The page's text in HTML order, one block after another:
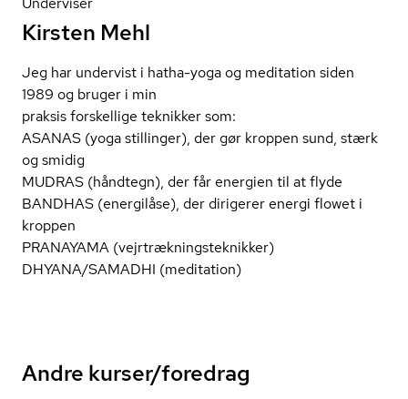
Kirsten Mehl
Jeg har undervist i hatha-yoga og meditation siden
1989 og bruger i min
praksis forskellige teknikker som:
ASANAS (yoga stillinger), der gør kroppen sund, stærk
og smidig
MUDRAS (håndtegn), der får energien til at flyde
BANDHAS (energilåse), der dirigerer energi flowet i
kroppen
PRANAYAMA (vej­rtræk­nings­tek­nik­ker)
DHYANA/SAMADHI (meditation)
Andre kurser/foredrag